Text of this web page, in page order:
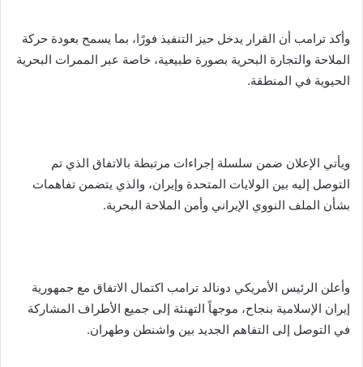
وأكد ترامب أن القرار يدخل حيز التنفيذ فورًا، بما يسمح بعودة حركة
الملاحة والتجارة البحرية بصورة طبيعية، خاصة عبر الممرات البحرية
الحيوية في المنطقة.
ويأتي الإعلان ضمن سلسلة إجراءات مرتبطة بالاتفاق الذي تم
التوصل إليه بين الولايات المتحدة وإيران، والذي يتضمن تفاهمات
بشأن الملف النووي الإيراني وأمن الملاحة البحرية.
وأعلن الرئيس الأمريكي دونالد ترامب اكتمال الاتفاق مع جمهورية
إيران الإسلامية بنجاح، موجهاً التهنئة إلى جميع الأطراف المشاركة
في التوصل إلى التفاهم الجديد بين واشنطن وطهران.